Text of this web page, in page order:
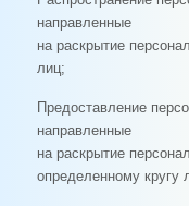
направленные
на раскрытие
лиц;
Предоставление
направленные
на раскрытие
определенному кругу